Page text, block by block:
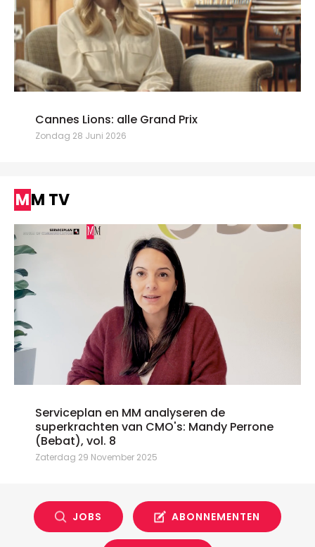
Cannes Lions: alle Grand Prix
Zondag 28 Juni 2026
MM TV
Serviceplan en MM analyseren de
superkrachten van CMO's: Mandy Perrone
(Bebat), vol. 8
Zaterdag 29 November 2025
JOBS ABONNEMENTEN